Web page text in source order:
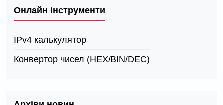
Онлайн інструменти
IPv4 калькулятор
Конвертор чисел (HEX/BIN/DEC)